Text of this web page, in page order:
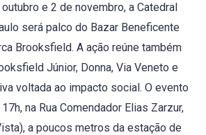
e 2 de novembro, a Catedral
será palco do Bazar Beneficente
Brooksfield. A ação reúne também
Júnior, Donna, Via Veneto e
voltada ao impacto social. O evento
na Rua Comendador Elias Zarzur,
a poucos metros da estação de